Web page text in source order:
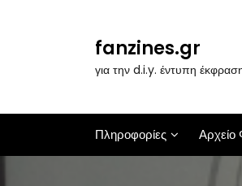
c
fanzines.gr
για την d.i.y. έντυπη
Πληροφορίες Αρχείο